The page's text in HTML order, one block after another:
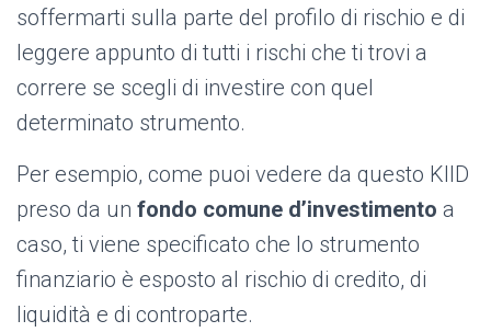
soffermarti sulla parte del profilo di rischio e di
leggere appunto di tutti i rischi che ti trovi a
correre se scegli di investire con quel
determinato strumento.
Per esempio, come puoi vedere da questo KIID
preso da un fondo comune d’investimento a
caso, ti viene specificato che lo strumento
finanziario è esposto al rischio di credito, di
liquidità e di controparte.